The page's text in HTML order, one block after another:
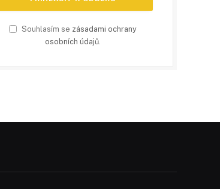
Souhlasím se zásadami ochrany
osobních údajů.